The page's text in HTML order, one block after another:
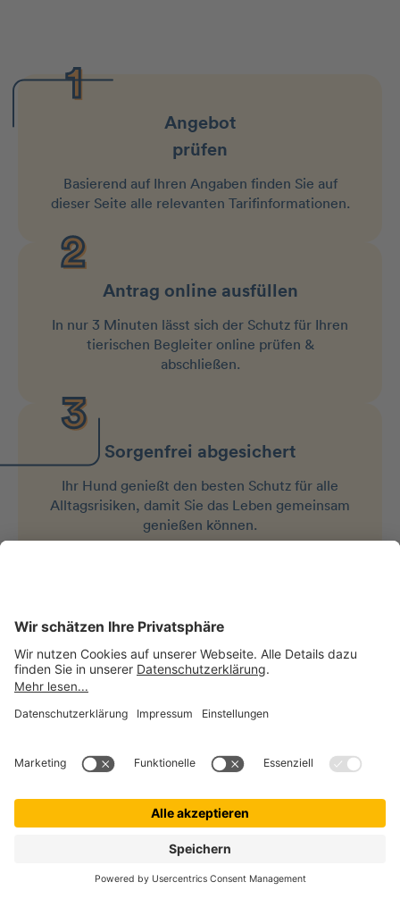
Angebot
prüfen
Basierend auf Ihren Angaben finden Sie auf
dieser Seite alle relevanten Tarifinformationen.
Antrag online ausfüllen
In nur 3 Minuten lässt sich der Schutz für Ihren
tierischen Begleiter online prüfen &
abschließen.
Sorgenfrei abgesichert
Ihr Hund genießt den besten Schutz für alle
Alltagsrisiken, damit Sie das Leben gemeinsam
genießen können.
Jetzt Beitrag berechnen
KUNDENBEWERTUNGEN
Unsere Kund:innen und ihre
Fellnasensind zufrieden